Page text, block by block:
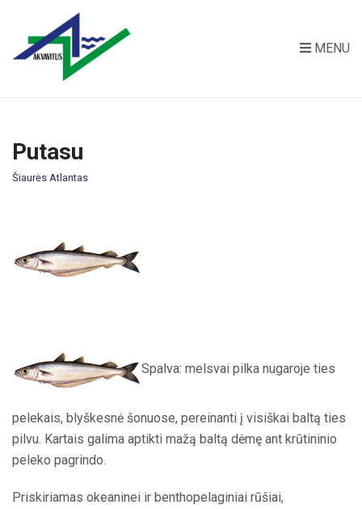
MENU
Putasu
Šiaurės Atlantas
Spalva: melsvai pilka nugaroje ties
pelekais, blyškesnė šonuose, pereinanti į visiškai baltą ties
pilvu. Kartais galima aptikti mažą baltą dėmę ant krūtininio
peleko pagrindo.
Priskiriamas okeaninei ir benthopelaginiai rūšiai,